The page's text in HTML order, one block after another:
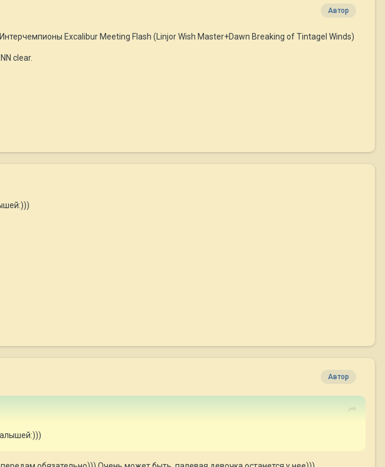
Автор
Excalibur Meeting Flash (Linjor Wish Master+Dawn Breaking of Tintagel Winds)
clear.
Автор